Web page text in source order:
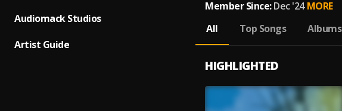
Audiomack Studios
Artist Guide
Member Since: Dec '24 MORE
All
Top Songs Albums
HIGHLIGHTED